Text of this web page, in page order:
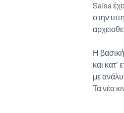
Salsa
στην
Η
και κατ'
με
Τα νέα